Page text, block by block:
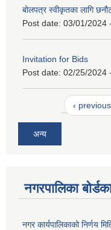
बोलपत्र स्वीकृतका लागि
Post date: 03/01/2024
Invitation for Bids
Post date: 02/25/2024
‹ previous
अन्य
नगरपालिका
नगर कार्यपालिकाको निर्णय